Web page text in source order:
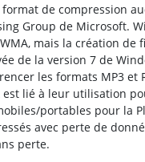
de compression
Group de Microsoft.
mais la création de
de la version 7 de
les formats MP3 et
est lié à leur utilisation
portables pour la
avec perte de
perte.